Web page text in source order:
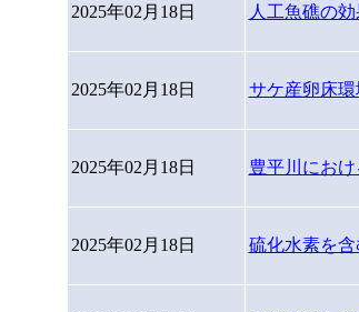
2025年02月18日 人工魚礁の
2025年02月18日 サケ産卵床
2025年02月18日 豊平川におけ
2025年02月18日 硫化水素を含